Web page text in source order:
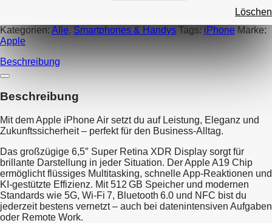
Löschen
Kategorien: Alle, Smartphones & Handys Tags: iPhone Marke:
Apple
Beschreibung
Beschreibung
Mit dem Apple iPhone Air setzt du auf Leistung, Eleganz und
Zukunftssicherheit – perfekt für den Business-Alltag.
Das großzügige 6,5″ Super Retina XDR Display sorgt für
brillante Darstellung in jeder Situation. Der Apple A19 Chip
ermöglicht flüssiges Multitasking, schnelle App-Reaktionen und
KI-gestützte Effizienz. Mit 512 GB Speicher und modernen
Standards wie 5G, Wi-Fi 7, Bluetooth 6.0 und NFC bist du
jederzeit bestens vernetzt – auch bei datenintensiven Aufgaben
oder Remote Work.